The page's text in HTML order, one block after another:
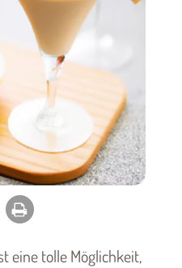
eine tolle Möglichkeit,